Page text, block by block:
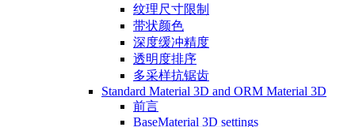
纹理尺寸限制
带状颜色
深度缓冲精度
透明度排序
多采样抗锯齿
Standard Material 3D and ORM Material 3D
前言
BaseMaterial 3D settings